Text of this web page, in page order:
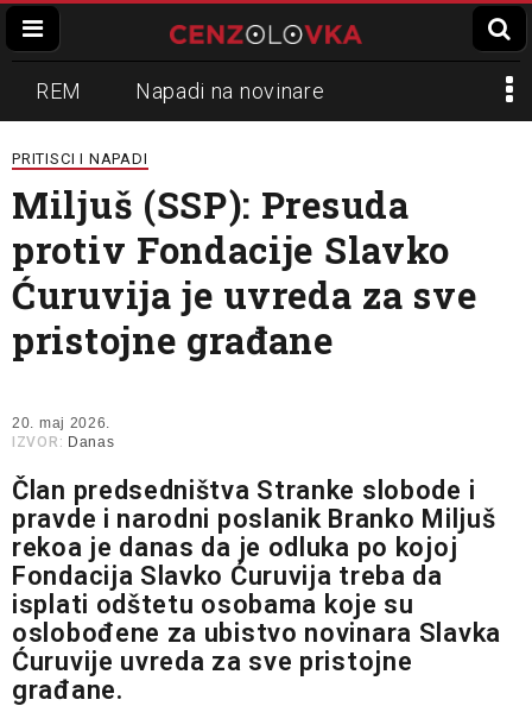
REM Napadi na novinare
Zvučni top
Propaganda Lokalni mediji
Informer Slavko Ćuruvija
PRITISCI I NAPADI
Miljuš (SSP): Presuda
protiv Fondacije Slavko
Ćuruvija je uvreda za sve
pristojne građane
20. maj 2026.
IZVOR: Danas
Član predsedništva Stranke slobode i
pravde i narodni poslanik Branko Miljuš
rekoa je danas da je odluka po kojoj
Fondacija Slavko Ćuruvija treba da
isplati odštetu osobama koje su
oslobođene za ubistvo novinara Slavka
Ćuruvije uvreda za sve pristojne
građane.